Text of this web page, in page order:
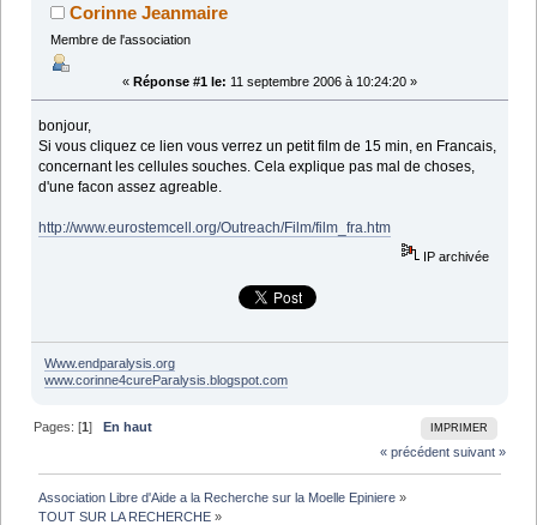
Corinne Jeanmaire
Membre de l'association
« Réponse #1 le: 11 septembre 2006 à 10:24:20 »
bonjour,
Si vous cliquez ce lien vous verrez un petit film de 15 min, en Francais,
concernant les cellules souches. Cela explique pas mal de choses,
d'une facon assez agreable.
http://www.eurostemcell.org/Outreach/Film/film_fra.htm
IP archivée
Www.endparalysis.org
www.corinne4cureParalysis.blogspot.com
IMPRIMER
Pages: [1]
En haut
« précédent suivant »
Association Libre d'Aide a la Recherche sur la Moelle Epiniere »
TOUT SUR LA RECHERCHE »